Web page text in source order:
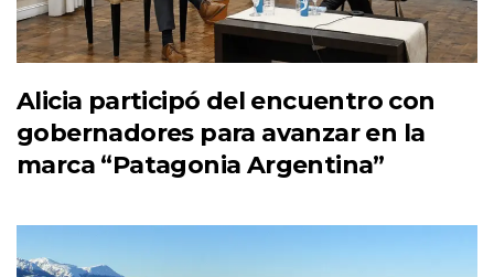
Alicia participó del encuentro con
gobernadores para avanzar en la
marca “Patagonia Argentina”